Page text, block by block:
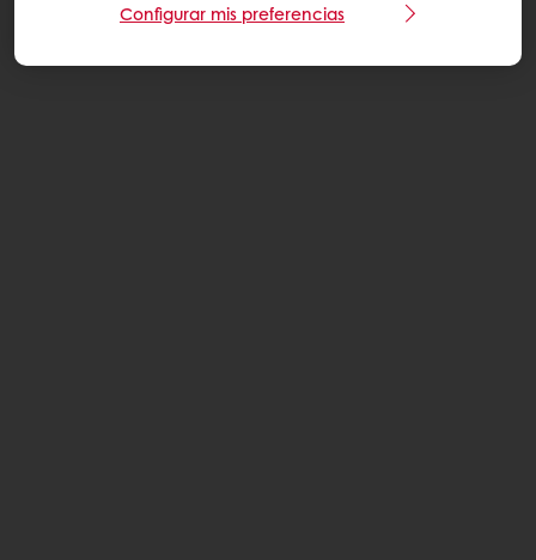
Configurar mis preferencias